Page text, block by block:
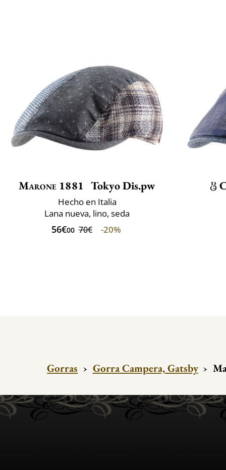
Marone 1881 Tokyo Dis.pw
Hecho en Italia
Lana nueva, lino, seda
56€00 70€ -20%
Gorras › Gorra Campera, Gatsby ›